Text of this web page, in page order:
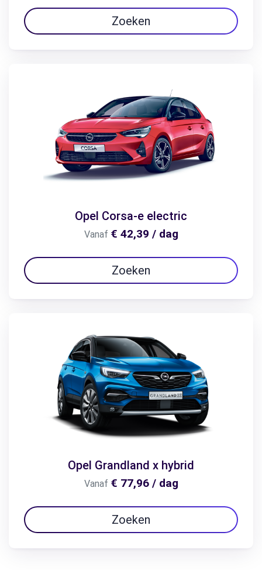
Zoeken
Opel Corsa-e electric
Vanaf € 42,39 / dag
Zoeken
Opel Grandland x hybrid
Vanaf € 77,96 / dag
Zoeken